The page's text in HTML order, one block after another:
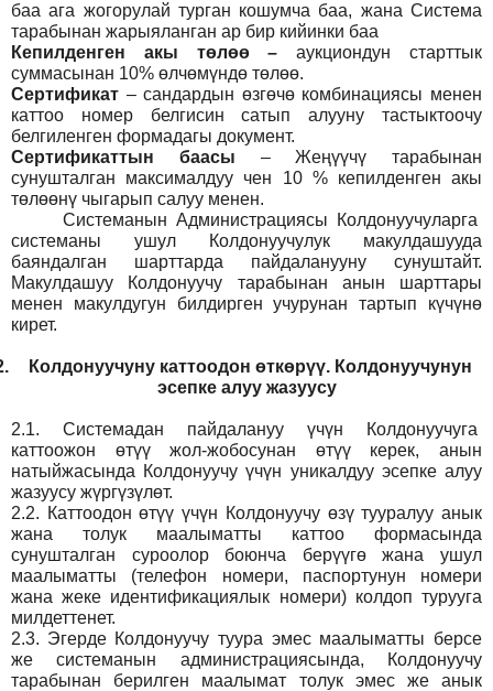
баа ага жогорулай турган кошумча баа, жана Система
тарабынан жарыяланган ар бир кийинки баа
Кепилденген акы төлөө
–аукциондун старттык
суммасынан 10% өлчөмүндө төлөө.
Сертификат – сандардын өзгөчө комбинациясы менен
каттоо номер белгисин сатып алууну тастыктоочу
белгиленген формадагы документ.
Сертификаттын баасы – Жеңүүчү тарабынан
сунушталган максималдуу чен 10 % кепилденген акы
төлөөнү чыгарып салуу менен.
СистеманынАдминистрациясы Колдонуучуларга
системаны ушул Колдонуучулук макулдашууда
баяндалган шарттарда пайдаланууну сунуштайт.
Макулдашуу Колдонуучу тарабынан анын шарттары
менен макулдугун билдирген учурунан тартып күчүнө
кирет.
Колдонуучуну каттоодон өткөрүү. Колдонуучунун
эсепке алуу жазуусу
2.1.
Системадан пайдалануу үчүн Колдонуучуга
каттоожон өтүү жол-жобосунан өтүү керек, анын
натыйжасында Колдонуучу үчүн уникалдуу эсепке алуу
жазуусу жүргүзүлөт.
2.2. Каттоодон өтүү үчүн Колдонуучу өзү тууралуу анык
жана толук маалыматты каттоо формасында
сунушталган суроолор боюнча берүүгө жана ушул
маалыматты (телефон номери, паспортунун номери
жана жеке идентификациялык номери) колдоп турууга
милдеттенет.
2.3. Эгерде Колдонуучу туура эмес маалыматты берсе
же системанын администрациясында, Колдонуучу
тарабынан берилген маалымат толук эмес же анык